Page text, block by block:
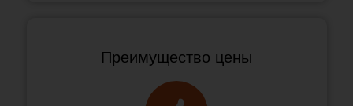
Преимущество цены